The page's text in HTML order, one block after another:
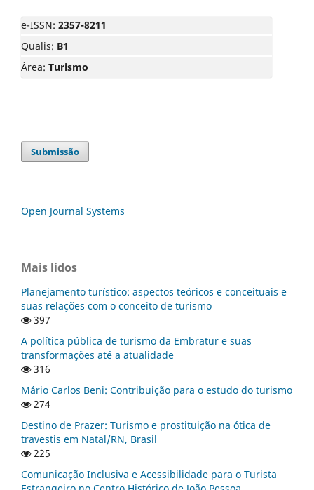
e-ISSN: 2357-8211
Qualis: B1
Área: Turismo
Submissão
Open Journal Systems
Mais lidos
Planejamento turístico: aspectos teóricos e conceituais e
suas relações com o conceito de turismo
397
A política pública de turismo da Embratur e suas
transformações até a atualidade
316
Mário Carlos Beni: Contribuição para o estudo do turismo
274
Destino de Prazer: Turismo e prostituição na ótica de
travestis em Natal/RN, Brasil
225
Comunicação Inclusiva e Acessibilidade para o Turista